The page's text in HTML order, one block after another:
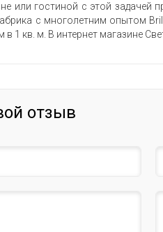
или гостиной с этой задачей
с многолетним опытом
1 кв. м. В интернет магазине
отзыв